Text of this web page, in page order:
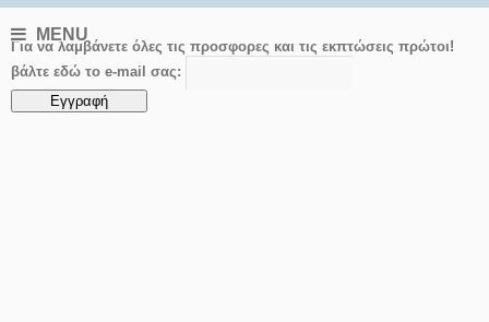
MENU
Για να λαμβάνετε όλες τις προσφορες και τις εκπτώσεις πρώτοι!
βάλτε εδώ το e-mail σας: